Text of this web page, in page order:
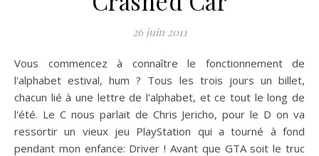
26 juin 2011
Vous commencez à connaître le fonctionnement de
l'alphabet estival, hum ? Tous les trois jours un billet,
chacun lié à une lettre de l'alphabet, et ce tout le long de
l'été. Le C nous parlait de Chris Jericho, pour le D on va
ressortir un vieux jeu PlayStation qui a tourné à fond
pendant mon enfance: Driver ! Avant que GTA soit le truc